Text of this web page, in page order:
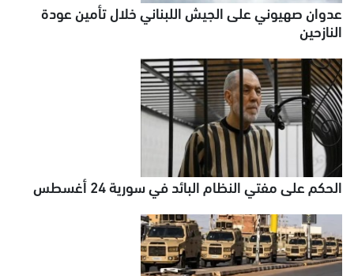
عدوان صهيوني على الجيش اللبناني خلال تأمين عودة
النازحين
الحكم على مفتي النظام البائد في سورية 24 أغسطس